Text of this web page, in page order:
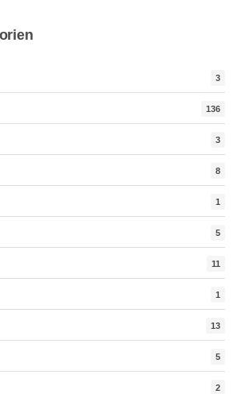
3
136
3
8
1
5
11
1
13
5
2